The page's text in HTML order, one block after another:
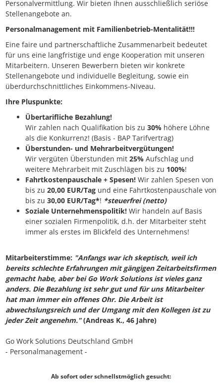
Personalvermittlung. Wir bieten Ihnen ausschließlich seriöse
Stellenangebote an.
Personalmanagement mit Familienbetrieb-Mentalität!!!
Eine faire und partnerschaftliche Zusammenarbeit bedeutet
für uns eine langfristige und enge Kooperation mit unseren
Mitarbeitern. Unseren Bewerbern bieten wir konkrete
Stellenangebote und individuelle Begleitung, sowie ein
überdurchschnittliches Einkommens-Niveau.
Ihre Pluspunkte:
Übertarifliche Bezahlung!
Wir zahlen nach Qualifikation bis zu 30% höhere Löhne
als die Konkurrenz! (Basis - BAP Tarifvertrag)
Überstunden- und Mehrarbeitvergütungen!
Wir vergüten Überstunden mit 25% Aufschlag und
weitere Mehrarbeit mit Zuschlägen bis zu 100%!
Fahrtkostenpauschale + Spesen! Wir zahlen Spesen von
bis zu 20,00 EUR/Tag und eine Fahrtkostenpauschale von
bis zu 30,00 EUR/Tag*! *steuerfrei (netto)
Soziale Unternehmenspolitik! Wir handeln auf Basis
einer sozialen Firmenpolitik, d.h. der Mitarbeiter steht
immer als erstes im Blickfeld des Unternehmens!
Mitarbeiterstimme: "Anfangs war ich skeptisch, weil ich
bereits schlechte Erfahrungen mit gängigen Zeitarbeitsfirmen
gemacht habe, aber bei Go Work Solutions ist vieles ganz
anders. Die Bezahlung istsehr gut und für uns Mitarbeiter
hat man immer ein offenes Ohr. Die Arbeit ist
abwechslungsreich undder Umgang mit den Kollegen ist zu
jeder Zeit angenehm."(Andreas K., 46 Jahre)
Go Work Solutions Deutschland GmbH
- Personalmanagement -
Ab sofort oder schnellstmöglich gesucht: